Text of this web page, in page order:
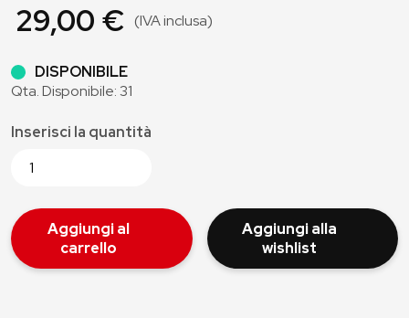
29,00 € (IVA inclusa)
DISPONIBILE
Qta. Disponibile: 31
Inserisci la quantità
Aggiungi al
carrello
Aggiungi alla
wishlist